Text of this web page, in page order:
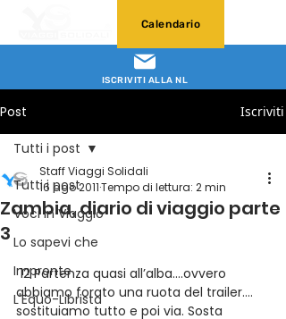
ISCRIVITI ALLA NL
Calendario
Post Iscriviti
Tutti i post
Voci in Viaggio
Lo sapevi che
Impronte
L'Equo-Librista
Tutti i post
Zambia, diario di viaggio parte
3
Staff Viaggi Solidali
16 ago 2011Tempo di lettura: 2 min
12 Partenza quasi all’alba….ovvero
abbiamo forato una ruota del trailer….
sostituiamo tutto e poi via. Sosta